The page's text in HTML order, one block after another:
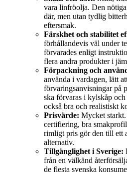
vara linfröolja. Den
där, men utan tydlig
eftersmak.
Färskhet och stabilitet
förhållandevis väl under
förvarades enligt
flera andra produkter i
Förpackning och
använda i vardagen, lätt
förvaringsanvisningar på
ska förvaras i kylskåp
också bra och realistiskt
Prisvärde: Mycket
certifiering, bra
rimligt pris gör den till ett
alternativ.
Tillgänglighet i Sverige:
från en välkänd
de flesta svenska